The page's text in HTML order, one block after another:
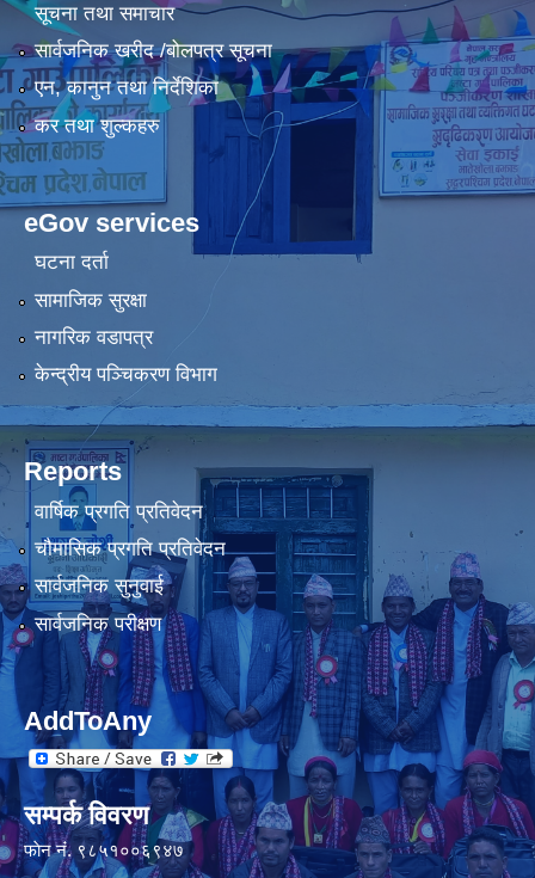
सूचना तथा समाचार
सार्वजनिक खरीद /बोलपत्र सूचना
एन, कानुन तथा निर्देशिका
कर तथा शुल्कहरु
eGov services
घटना दर्ता
सामाजिक सुरक्षा
नागरिक वडापत्र
केन्द्रीय पञ्चिकरण विभाग
Reports
वार्षिक प्रगति प्रतिवेदन
चौमासिक प्रगति प्रतिवेदन
सार्वजनिक सुनुवाई
सार्वजनिक परीक्षण
AddToAny
सम्पर्क विवरण
फाेन नंं. ९८५१००६९४७